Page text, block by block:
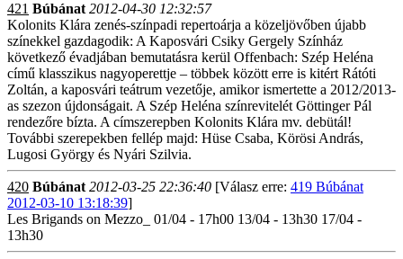
421 Búbánat 2012-04-30 12:32:57
Kolonits Klára zenés-színpadi repertoárja a közeljövőben újabb
színekkel gazdagodik: A Kaposvári Csiky Gergely Színház
következő évadjában bemutatásra kerül Offenbach: Szép Heléna
című klasszikus nagyoperettje – többek között erre is kitért Rátóti
Zoltán, a kaposvári teátrum vezetője, amikor ismertette a 2012/2013-
as szezon újdonságait. A Szép Heléna színrevitelét Göttinger Pál
rendezőre bízta. A címszerepben Kolonits Klára mv. debütál!
További szerepekben fellép majd: Hüse Csaba, Körösi András,
Lugosi György és Nyári Szilvia.
420 Búbánat 2012-03-25 22:36:40 [Válasz erre: 419 Búbánat
2012-03-10 13:18:39]
Les Brigands on Mezzo_ 01/04 - 17h00 13/04 - 13h30 17/04 -
13h30